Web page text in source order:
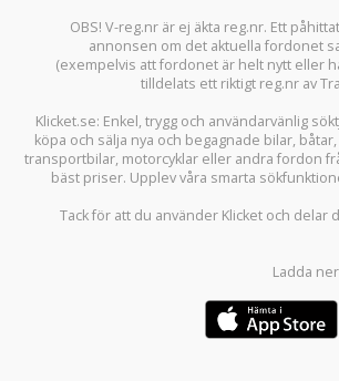
OBS! V-reg.nr är ej äkta reg.nr. Ett
annonsen om det aktuella fordonet
(exempelvis att fordonet är helt nytt eller
tilldelats ett riktigt reg.nr av
Klicket.se: Enkel, trygg och användarvänlig
köpa och sälja nya och begagnade bilar, båtar,
transportbilar, motorcyklar eller andra fordon
bäst priser. Upplev våra smarta
Tack för att du använder Klicket och delar
Ladda ner